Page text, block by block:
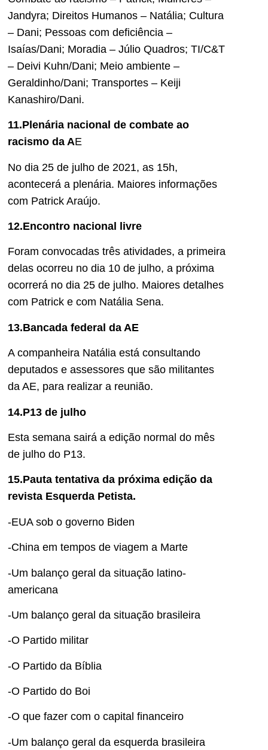
Jandyra; Direitos Humanos – Natália; Cultura
– Dani; Pessoas com deficiência –
Isaías/Dani; Moradia – Júlio Quadros; TI/C&T
– Deivi Kuhn/Dani; Meio ambiente –
Geraldinho/Dani; Transportes – Keiji
Kanashiro/Dani.
11.Plenária nacional de combate ao
racismo da AE
No dia 25 de julho de 2021, as 15h,
acontecerá a plenária. Maiores informações
com Patrick Araújo.
12.Encontro nacional livre
Foram convocadas três atividades, a primeira
delas ocorreu no dia 10 de julho, a próxima
ocorrerá no dia 25 de julho. Maiores detalhes
com Patrick e com Natália Sena.
13.Bancada federal da AE
A companheira Natália está consultando
deputados e assessores que são militantes
da AE, para realizar a reunião.
14.P13 de julho
Esta semana sairá a edição normal do mês
de julho do P13.
15.Pauta tentativa da próxima edição da
revista Esquerda Petista.
-EUA sob o governo Biden
-China em tempos de viagem a Marte
-Um balanço geral da situação latino-
americana
-Um balanço geral da situação brasileira
-O Partido militar
-O Partido da Bíblia
-O Partido do Boi
-O que fazer com o capital financeiro
-Um balanço geral da esquerda brasileira